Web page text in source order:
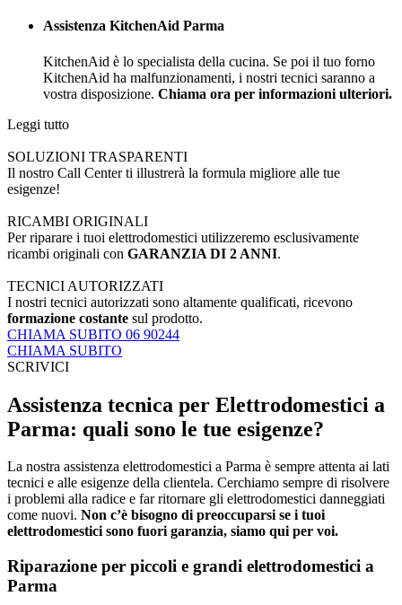
Assistenza KitchenAid Parma
KitchenAid è lo specialista della cucina. Se poi il tuo forno
KitchenAid ha malfunzionamenti, i nostri tecnici saranno a
vostra disposizione. Chiama ora per informazioni ulteriori.
Leggi tutto
SOLUZIONI TRASPARENTI
Il nostro Call Center ti illustrerà la formula migliore alle tue
esigenze!
RICAMBI ORIGINALI
Per riparare i tuoi elettrodomestici utilizzeremo esclusivamente
ricambi originali con GARANZIA DI 2 ANNI.
TECNICI AUTORIZZATI
I nostri tecnici autorizzati sono altamente qualificati, ricevono
formazione costante sul prodotto.
CHIAMA SUBITO 06 90244
CHIAMA SUBITO
SCRIVICI
Assistenza tecnica per Elettrodomestici a
Parma: quali sono le tue esigenze?
La nostra assistenza elettrodomestici a Parma è sempre attenta ai lati
tecnici e alle esigenze della clientela. Cerchiamo sempre di risolvere
i problemi alla radice e far ritornare gli elettrodomestici danneggiati
come nuovi. Non c’è bisogno di preoccuparsi se i tuoi
elettrodomestici sono fuori garanzia, siamo qui per voi.
Riparazione per piccoli e grandi elettrodomestici a
Parma